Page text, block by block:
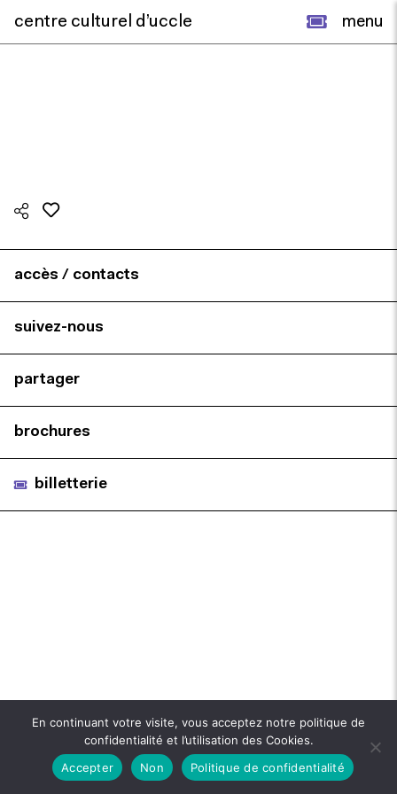
centre culturel d’uccle menu
accès / contacts
suivez-nous
partager
brochures
billetterie
En continuant votre visite, vous acceptez notre politique de
confidentialité et l’utilisation des Cookies.
Accepter
Non Politique de confidentialité